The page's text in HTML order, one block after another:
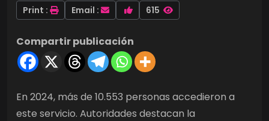
Print : Email : 615
Compartir publicación
En 2024, más de 10.553 personas accedieron a
este servicio. Autoridades destacan la